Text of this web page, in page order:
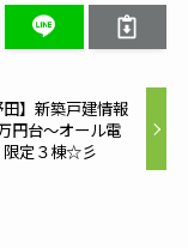
田】新築戸建情報
円台～オール電
定３棟☆彡